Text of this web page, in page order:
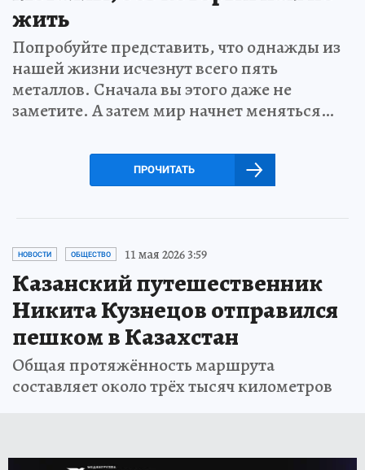
жить
Попробуйте представить, что однажды из
нашей жизни исчезнут всего пять
металлов. Сначала вы этого даже не
заметите. А затем мир начнет меняться…
ПРОЧИТАТЬ
НОВОСТИ ОБЩЕСТВО 11 мая 2026 3:59
Казанский путешественник
Никита Кузнецов отправился
пешком в Казахстан
Общая протяжённость маршрута
составляет около трёх тысяч километров